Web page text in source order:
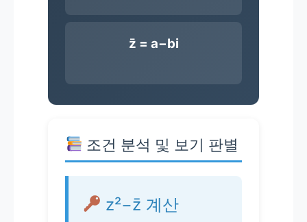
z̄ = a−bi
조건 분석 및 보기 판별
z²−z̄ 계산